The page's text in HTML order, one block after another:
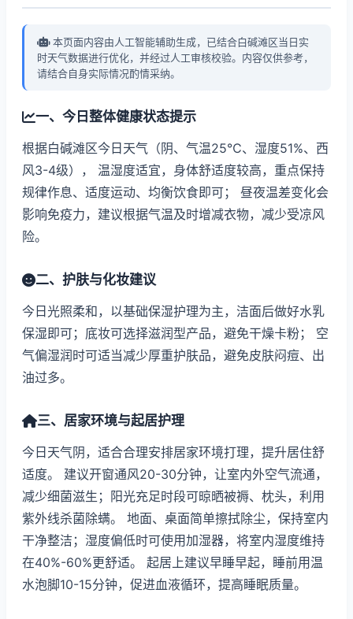
本页面内容由人工智能辅助生成，已结合白碱滩区当日实
时天气数据进行优化，并经过人工审核校验。内容仅供参考，
请结合自身实际情况酌情采纳。
一、今日整体健康状态提示
根据白碱滩区今日天气（阴、气温25℃、湿度51%、西
风3-4级）， 温湿度适宜，身体舒适度较高，重点保持
规律作息、适度运动、均衡饮食即可； 昼夜温差变化会
影响免疫力，建议根据气温及时增减衣物，减少受凉风
险。
二、护肤与化妆建议
今日光照柔和，以基础保湿护理为主，洁面后做好水乳
保湿即可；底妆可选择滋润型产品，避免干燥卡粉； 空
气偏湿润时可适当减少厚重护肤品，避免皮肤闷痘、出
油过多。
三、居家环境与起居护理
今日天气阴，适合合理安排居家环境打理，提升居住舒
适度。 建议开窗通风20-30分钟，让室内外空气流通，
减少细菌滋生；阳光充足时段可晾晒被褥、枕头，利用
紫外线杀菌除螨。 地面、桌面简单擦拭除尘，保持室内
干净整洁；湿度偏低时可使用加湿器，将室内湿度维持
在40%-60%更舒适。 起居上建议早睡早起，睡前用温
水泡脚10-15分钟，促进血液循环，提高睡眠质量。